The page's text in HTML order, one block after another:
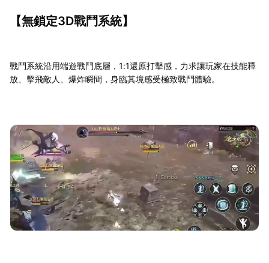
【無鎖定3D戰鬥系統】
戰鬥系統沿用端遊戰鬥底層，1:1還原打擊感，力求讓玩家在技能釋
放、擊飛敵人、爆炸瞬間，身臨其境感受極致戰鬥體驗。